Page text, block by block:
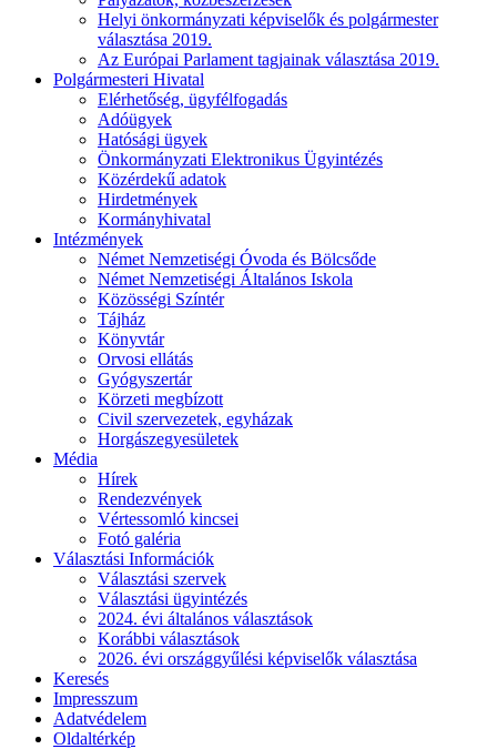
Helyi önkormányzati képviselők és polgármester
választása 2019.
Az Európai Parlament tagjainak választása 2019.
Polgármesteri Hivatal
Elérhetőség, ügyfélfogadás
Adóügyek
Hatósági ügyek
Önkormányzati Elektronikus Ügyintézés
Közérdekű adatok
Hirdetmények
Kormányhivatal
Intézmények
Német Nemzetiségi Óvoda és Bölcsőde
Német Nemzetiségi Általános Iskola
Közösségi Színtér
Tájház
Könyvtár
Orvosi ellátás
Gyógyszertár
Körzeti megbízott
Civil szervezetek, egyházak
Horgászegyesületek
Média
Hírek
Rendezvények
Vértessomló kincsei
Fotó galéria
Választási Információk
Választási szervek
Választási ügyintézés
2024. évi általános választások
Korábbi választások
2026. évi országgyűlési képviselők választása
Keresés
Impresszum
Adatvédelem
Oldaltérkép